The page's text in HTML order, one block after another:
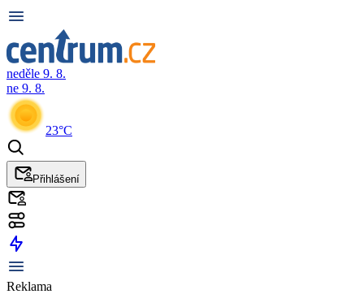
neděle 9. 8.
ne 9. 8.
23°C
Přihlášení
Reklama